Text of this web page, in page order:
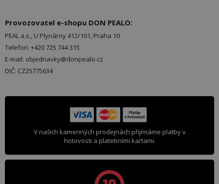
Provozovatel e-shopu DON PEALO:
PEAL a.s., U Plynárny 412/101, Praha 10
Telefon: +420 725 744 315
E-mail: objednavky@donpealo.cz
DIČ: CZ25775634
V našich kamenných prodejnách přijímáme platby v
hotovosti a platebními kartami.